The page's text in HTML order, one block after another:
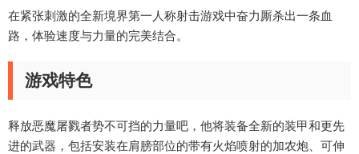
在紧张刺激的全新境界第一人称射击游戏中奋力厮杀出一条血
路，体验速度与力量的完美结合。
游戏特色
释放恶魔屠戮者势不可挡的力量吧，他将装备全新的装甲和更先
进的武器，包括安装在肩膀部位的带有火焰喷射的加农炮、可伸